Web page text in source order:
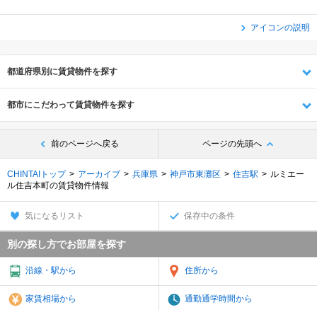
アイコンの説明
都道府県別に賃貸物件を探す
都市にこだわって賃貸物件を探す
前のページへ戻る ページの先頭へ
CHINTAIトップ アーカイブ 兵庫県 神戸市東灘区 住吉駅
ルミエー
ル住吉本町の賃貸物件情報
気になるリスト 保存中の条件
別の探し方でお部屋を探す
沿線・駅から 住所から
家賃相場から 通勤通学時間から